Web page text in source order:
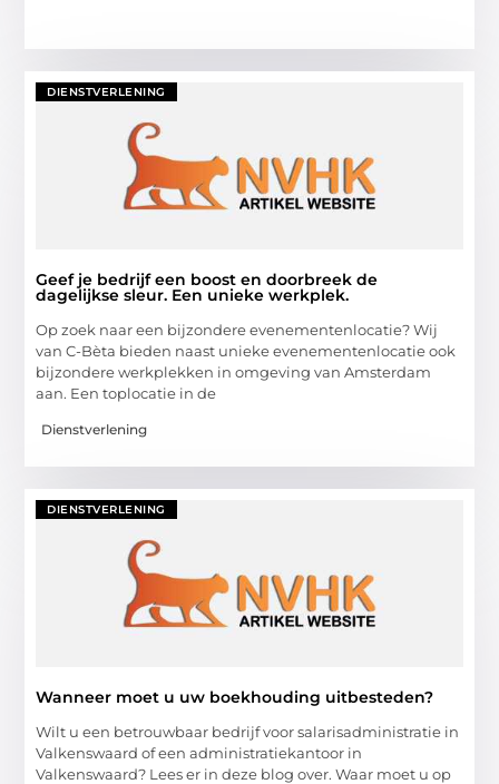
DIENSTVERLENING
Geef je bedrijf een boost en doorbreek de
dagelijkse sleur. Een unieke werkplek.
Op zoek naar een bijzondere evenementenlocatie? Wij
van C-Bèta bieden naast unieke evenementenlocatie ook
bijzondere werkplekken in omgeving van Amsterdam
aan. Een toplocatie in de
Dienstverlening
DIENSTVERLENING
Wanneer moet u uw boekhouding uitbesteden?
Wilt u een betrouwbaar bedrijf voor salarisadministratie in
Valkenswaard of een administratiekantoor in
Valkenswaard? Lees er in deze blog over. Waar moet u op